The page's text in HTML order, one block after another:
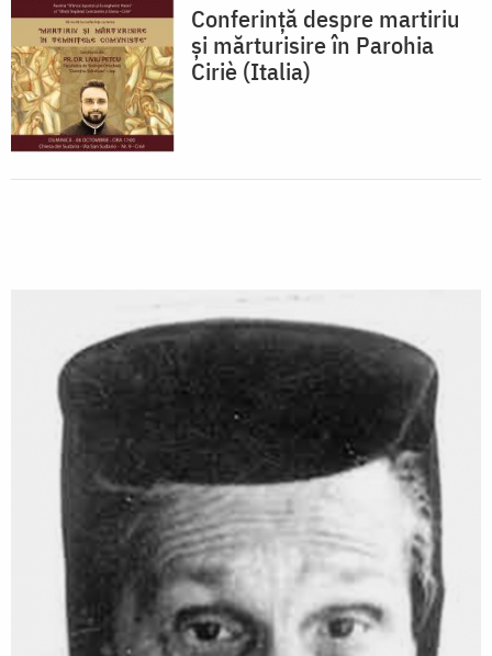
Conferință despre martiriu
și mărturisire în Parohia
Ciriè (Italia)